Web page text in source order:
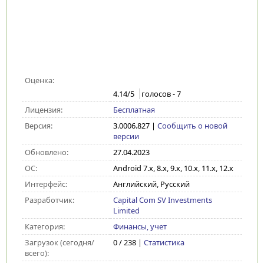
Оценка:
4.14/5 голосов -7
Лицензия:
Бесплатная
Версия:
3.0006.827| Сообщить о новой
версии
Обновлено:
27.04.2023
ОС:
Android 7.x, 8.x, 9.x, 10.x, 11.x, 12.x
Интерфейс:
Английский, Русский
Разработчик:
Capital Com SV Investments
Limited
Категория:
Финансы, учет
Загрузок (сегодня/
всего):
0 / 238 | Статистика